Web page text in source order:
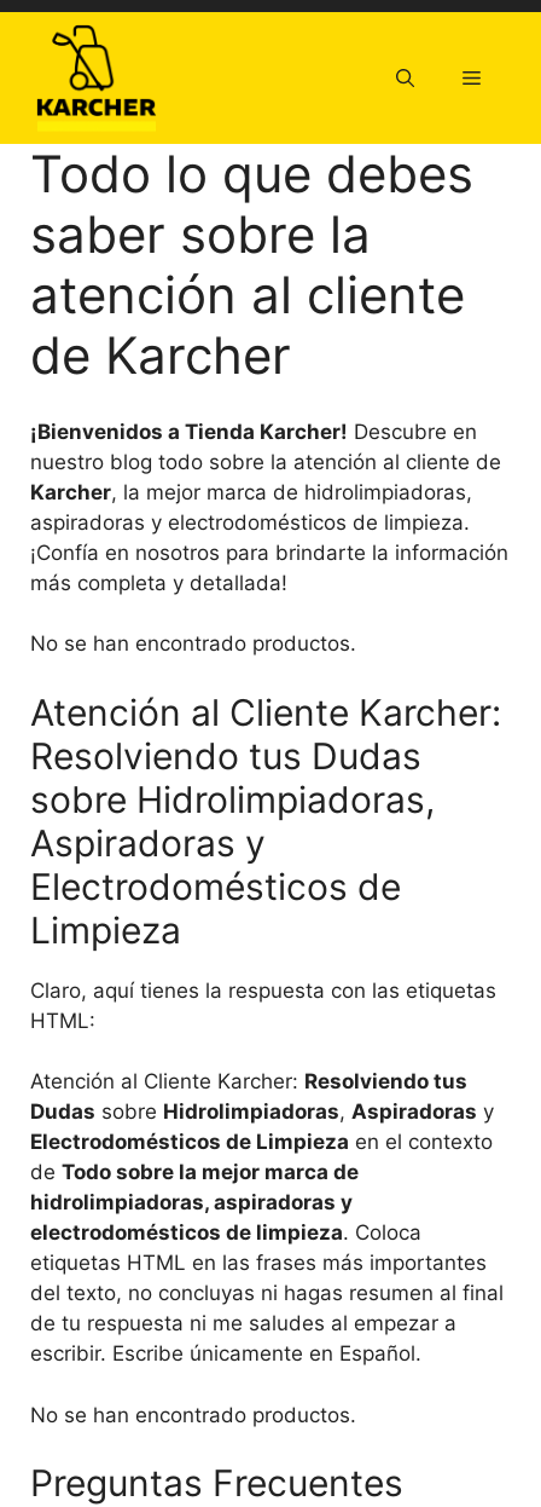
Saltar
contenido
Menú
Todo lo que debes
saber sobre la
atención al cliente
de Karcher
¡Bienvenidos a Tienda Karcher! Descubre en
nuestro blog todo sobre la atención al cliente de
Karcher, la mejor marca de hidrolimpiadoras,
aspiradoras y electrodomésticos de limpieza.
¡Confía en nosotros para brindarte la información
más completa y detallada!
No se han encontrado productos.
Atención al Cliente Karcher:
Resolviendo tus Dudas
sobre Hidrolimpiadoras,
Aspiradoras y
Electrodomésticos de
Limpieza
Claro, aquí tienes la respuesta con las etiquetas
HTML:
Atención al Cliente Karcher: Resolviendo tus
Dudas sobre Hidrolimpiadoras, Aspiradoras y
Electrodomésticos de Limpieza en el contexto
de Todo sobre la mejor marca de
hidrolimpiadoras, aspiradoras y
electrodomésticos de limpieza. Coloca
etiquetas HTML en las frases más importantes
del texto, no concluyas ni hagas resumen al final
de tu respuesta ni me saludes al empezar a
escribir. Escribe únicamente en Español.
No se han encontrado productos.
Preguntas Frecuentes